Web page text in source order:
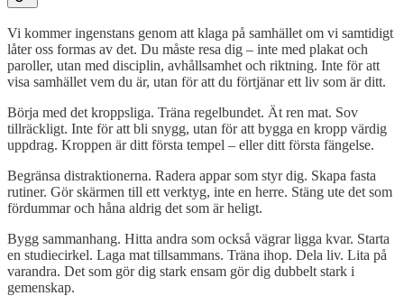
Vi kommer ingenstans genom att klaga på samhället om vi samtidigt
låter oss formas av det. Du måste resa dig – inte med plakat och
paroller, utan med disciplin, avhållsamhet och riktning. Inte för att
visa samhället vem du är, utan för att du förtjänar ett liv som är ditt.
Börja med det kroppsliga. Träna regelbundet. Ät ren mat. Sov
tillräckligt. Inte för att bli snygg, utan för att bygga en kropp värdig
uppdrag. Kroppen är ditt första tempel – eller ditt första fängelse.
Begränsa distraktionerna. Radera appar som styr dig. Skapa fasta
rutiner. Gör skärmen till ett verktyg, inte en herre. Stäng ute det som
fördummar och håna aldrig det som är heligt.
Bygg sammanhang. Hitta andra som också vägrar ligga kvar. Starta
en studiecirkel. Laga mat tillsammans. Träna ihop. Dela liv. Lita på
varandra. Det som gör dig stark ensam gör dig dubbelt stark i
gemenskap.